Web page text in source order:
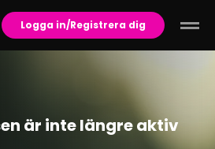
Logga in/Registrera dig
är inte längre aktiv